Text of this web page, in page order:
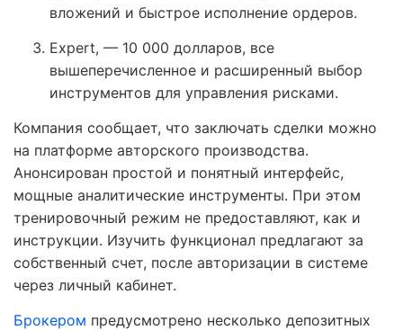
вложений и быстрое исполнение ордеров.
Expert, — 10 000 долларов, все
вышеперечисленное и расширенный выбор
инструментов для управления рисками.
Компания сообщает, что заключать сделки можно
на платформе авторского производства.
Анонсирован простой и понятный интерфейс,
мощные аналитические инструменты. При этом
тренировочный режим не предоставляют, как и
инструкции. Изучить функционал предлагают за
собственный счет, после авторизации в системе
через личный кабинет.
Брокером предусмотрено несколько депозитных